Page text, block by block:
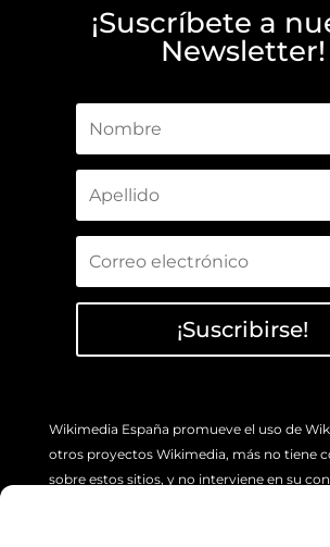
¡Suscríbete a
Newsletter!
¡Suscribirse!
Wikimedia España promueve el uso de
otros proyectos Wikimedia, más no tiene
sobre estos sitios, y no interviene en su